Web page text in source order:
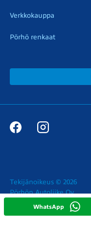
WhatsApp
Verkkokauppa
Pörhö renkaat
Tekijänoikeus © 2026
Pörhön Autoliike Oy